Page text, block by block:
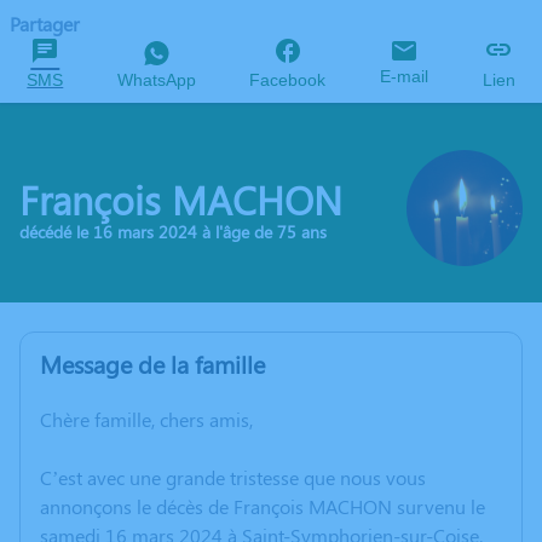
Partager
SMS WhatsApp Facebook E-mail Lien
François MACHON
décédé le 16 mars 2024 à l'âge de 75 ans
Message de la famille
Chère famille, chers amis,
C’est avec une grande tristesse que nous vous
annonçons le décès de François MACHON survenu le
samedi 16 mars 2024 à Saint-Symphorien-sur-Coise.